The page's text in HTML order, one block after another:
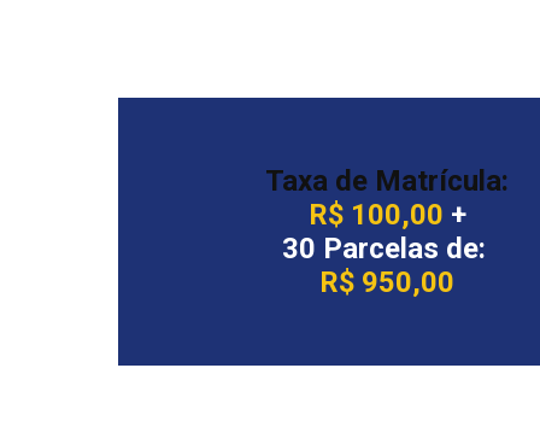
Taxa de Matrícula:
R$ 100,00 +
30 Parcelas de:
R$ 950,00